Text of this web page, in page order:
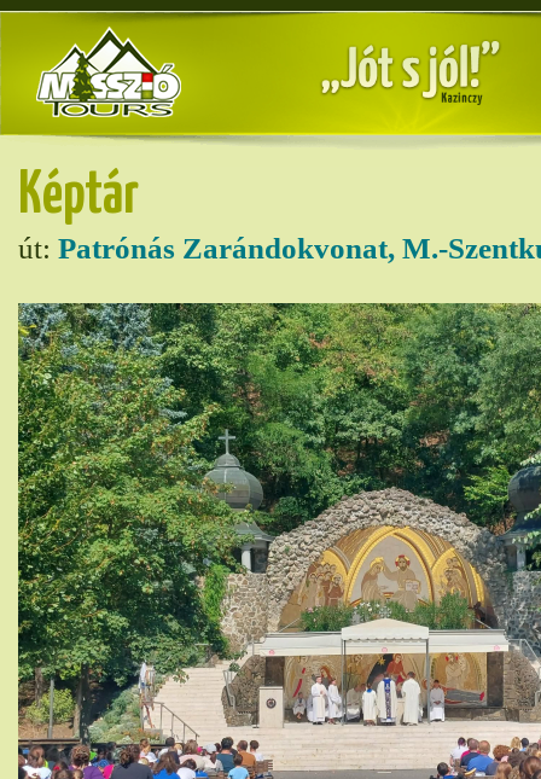
Képtár
út: Patrónás Zarándokvonat, M.-